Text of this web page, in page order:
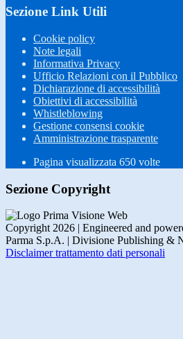
Sezione Link Utili
Cookie policy
Note legali
Informativa Privacy
Ufficio Relazioni con il Pubblico
Dichiarazione di accessibilità
Obiettivi di accessibilità
Whistleblowing
Gestione consensi cookie
Amministrazione trasparente
Pagina visualizzata 650 volte
Sezione Copyright
Copyright 2026 | Engineered and
Parma S.p.A. | Divisione Publishing &
Disclaimer trattamento dati personali